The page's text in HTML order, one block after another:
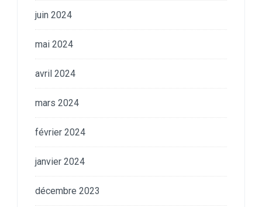
juin 2024
mai 2024
avril 2024
mars 2024
février 2024
janvier 2024
décembre 2023